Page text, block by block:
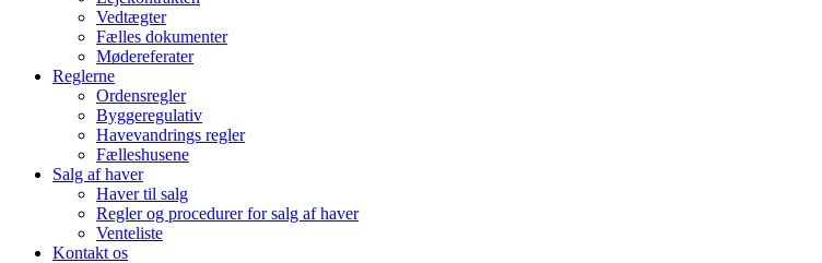
Vedtægter
Fælles dokumenter
Mødereferater
Reglerne
Ordensregler
Byggeregulativ
Havevandrings regler
Fælleshusene
Salg af haver
Haver til salg
Regler og procedurer for salg af haver
Venteliste
Kontakt os